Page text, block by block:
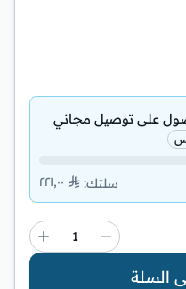
على توصيل مجاني
سلتك: ٢٢١٫٠٠
السلة